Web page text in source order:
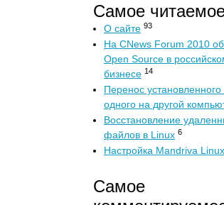
Самое
О сайте 93
На CNews Forum 2010
Open Source в
бизнесе 14
Перенос
одного на другой
Восстановление
файлов в Linux 6
Настройка Mandriva Linux
Самое